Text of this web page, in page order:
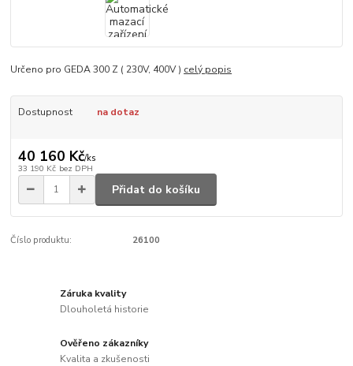
Určeno pro GEDA 300 Z ( 230V, 400V ) celý popis
Dostupnost na dotaz
40 160 Kč/ks
33 190 Kč bez DPH
Přidat do košíku
Číslo produktu: 26100
Záruka kvality
Dlouholetá historie
Ověřeno zákazníky
Kvalita a zkušenosti